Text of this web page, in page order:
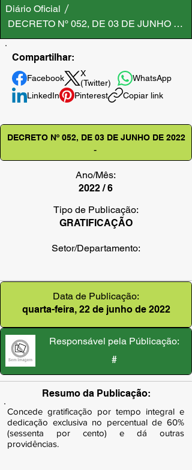
Diário Oficial
DECRETO Nº 052, DE 03 DE JUNHO DE
Compartilhar:
Facebook
X
(Twitter)
WhatsApp
LinkedIn
Pinterest Copiar link
DECRETO Nº 052, DE 03 DE JUNHO DE 2022
-
Ano/Mês:
2022 / 6
Tipo de Publicação:
GRATIFICAÇÃO
Setor/Departamento:
Data de Publicação:
quarta-feira, 22 de junho de 2022
Responsável pela Públicação:
#
Resumo da Publicação:
Concede gratificação por tempo integral e
dedicação exclusiva no percentual de 60%
(sessenta por cento) e dá outras
providências.